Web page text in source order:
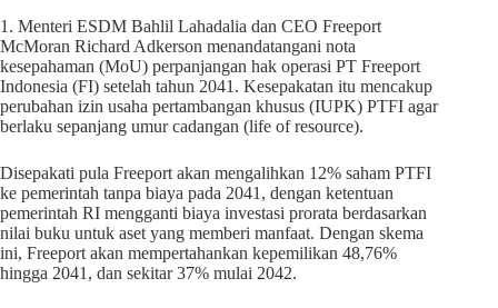
1. Menteri ESDM Bahlil Lahadalia dan CEO Freeport
McMoran Richard Adkerson menandatangani nota
kesepahaman (MoU) perpanjangan hak operasi PT Freeport
Indonesia (FI) setelah tahun 2041. Kesepakatan itu mencakup
perubahan izin usaha pertambangan khusus (IUPK) PTFI agar
berlaku sepanjang umur cadangan (life of resource).
Disepakati pula Freeport akan mengalihkan 12% saham PTFI
ke pemerintah tanpa biaya pada 2041, dengan ketentuan
pemerintah RI mengganti biaya investasi prorata berdasarkan
nilai buku untuk aset yang memberi manfaat. Dengan skema
ini, Freeport akan mempertahankan kepemilikan 48,76%
hingga 2041, dan sekitar 37% mulai 2042.